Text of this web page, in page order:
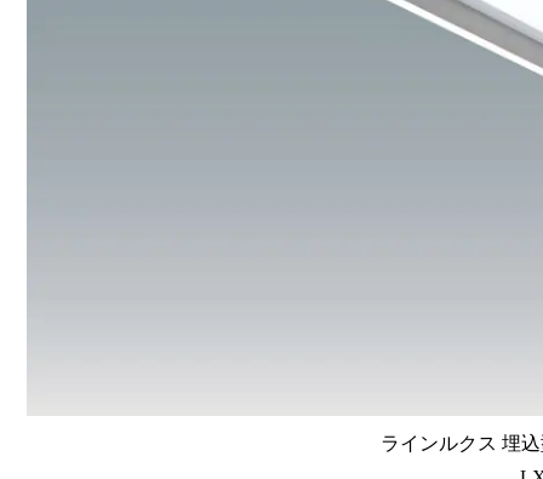
ラインルクス 埋